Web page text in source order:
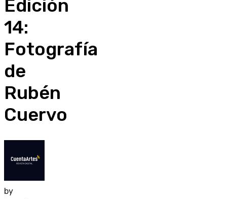
Edición
14:
Fotografía
de
Rubén
Cuervo
by